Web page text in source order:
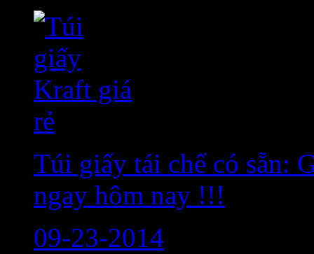
Túi giấy tái chế có sẵn:
ngay hôm nay !!!
09-23-2014